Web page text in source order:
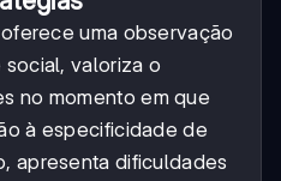
oferece uma observação
valoriza o
no momento em que
à especificidade de
apresenta dificuldades